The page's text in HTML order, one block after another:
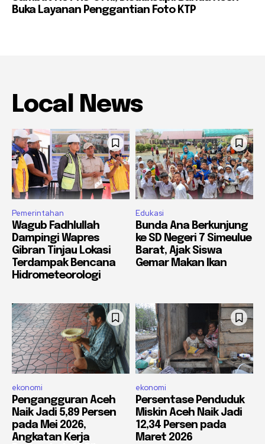
Buka Layanan Penggantian Foto KTP
Local News
Pemerintahan
Wagub Fadhlullah
Dampingi Wapres
Gibran Tinjau Lokasi
Terdampak Bencana
Hidrometeorologi
Edukasi
Bunda Ana Berkunjung
ke SD Negeri 7 Simeulue
Barat, Ajak Siswa
Gemar Makan Ikan
ekonomi
Pengangguran Aceh
Naik Jadi 5,89 Persen
pada Mei 2026,
Angkatan Kerja
ekonomi
Persentase Penduduk
Miskin Aceh Naik Jadi
12,34 Persen pada
Maret 2026